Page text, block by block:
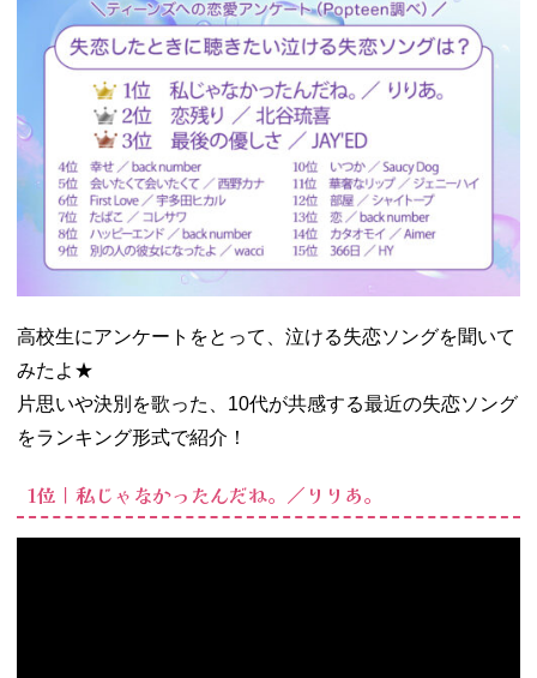
／back
number
− 5位｜会い
たくて会い
たくて／西
野カナ
− 6位｜First
Love／宇多
田ヒカル
− 7位｜たば
こ／コレサ
− 8位｜ハッ
ピーエンド
／back
number
人の彼女に
なったよ／
wacci
高校生にアンケートをとって、泣ける失恋ソングを聞いて
みたよ★
片思いや決別を歌った、10代が共感する最近の失恋ソング
をランキング形式で紹介！
1位｜私じゃなかったんだね。／りりあ。